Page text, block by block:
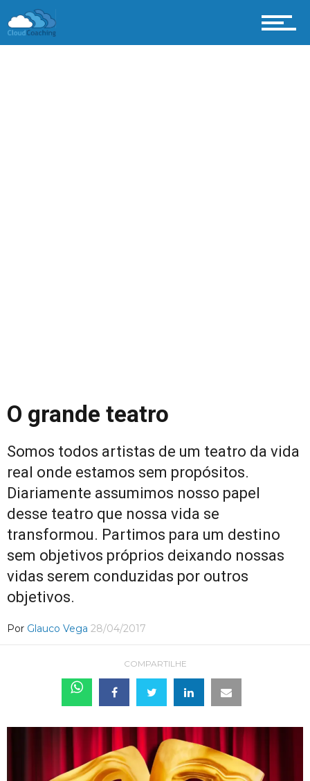
O grande teatro
Somos todos artistas de um teatro da vida
real onde estamos sem propósitos.
Diariamente assumimos nosso papel
desse teatro que nossa vida se
transformou. Partimos para um destino
sem objetivos próprios deixando nossas
vidas serem conduzidas por outros
objetivos.
Por Glauco Vega 28/04/2017
COMPARTILHE